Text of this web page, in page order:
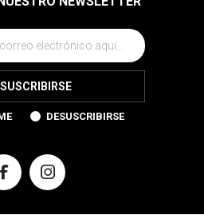
SUSCRIBIRSE
DESUSCRIBIRSE